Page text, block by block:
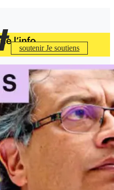
soutenirJe soutiens